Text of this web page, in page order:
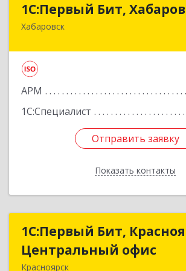
1С:Первый Бит,
Хабаровск
АРМ
1С:Специалист
Отправить заявку
Показать контакты
680030, Хабаровский край,
Отправить заявку
Назад
1С:Первый Бит,
Центральный офис
Красноярск
1С:Первый Бит,